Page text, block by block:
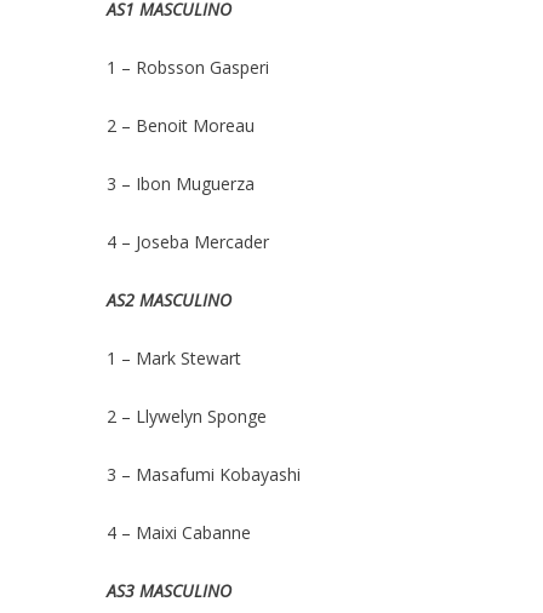
AS1 MASCULINO
1 – Robsson Gasperi
2 – Benoit Moreau
3 – Ibon Muguerza
4 – Joseba Mercader
AS2 MASCULINO
1 – Mark Stewart
2 – Llywelyn Sponge
3 – Masafumi Kobayashi
4 – Maixi Cabanne
AS3 MASCULINO